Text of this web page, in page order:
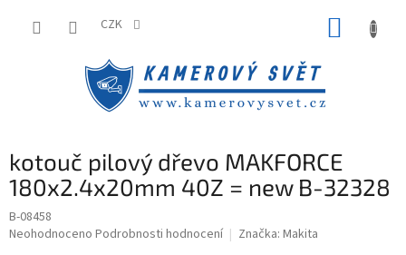
CZK
kotouč pilový dřevo MAKFORCE
180x2.4x20mm 40Z = new B-32328
B-08458
Průměrné
Neohodnoceno Podrobnosti hodnocení Značka: Makita